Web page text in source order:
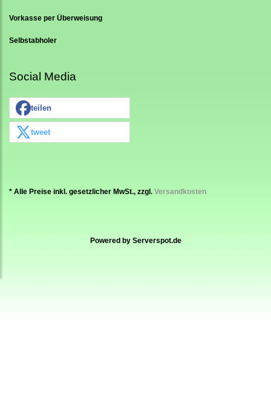
Vorkasse per Überweisung
Selbstabholer
Social Media
teilen
tweet
* Alle Preise inkl. gesetzlicher MwSt., zzgl. Versandkosten
Powered by Serverspot.de